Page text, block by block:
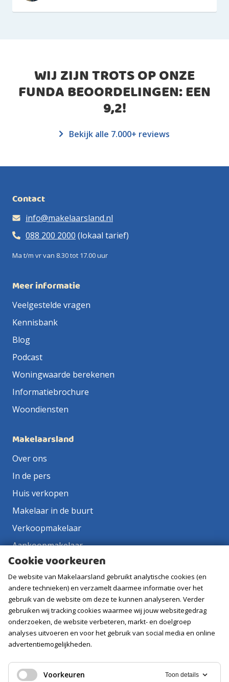
WIJ ZIJN TROTS OP ONZE
FUNDA BEOORDELINGEN: EEN
9,2!
Bekijk alle 7.000+ reviews
Contact
info@makelaarsland.nl
088 200 2000 (lokaal tarief)
Ma t/m vr van 8.30 tot 17.00 uur
Meer informatie
Veelgestelde vragen
Kennisbank
Blog
Podcast
Woningwaarde berekenen
Informatiebrochure
Woondiensten
Makelaarsland
Over ons
In de pers
Huis verkopen
Makelaar in de buurt
Verkoopmakelaar
Aankoopmakelaar
Contact
Vacatures
Volg ons
Cookie voorkeuren
De website van Makelaarsland gebruikt analytische cookies (en
andere technieken) en verzamelt daarmee informatie over het
gebruik van de website om deze te kunnen analyseren. Verder
gebruiken wij tracking cookies waarmee wij jouw websitegedrag
onderzoeken, de website verbeteren, markt- en doelgroep
analyses uitvoeren en voor het gebruik van social media en online
advertentiemogelijkheden.
Voorkeuren Toon details